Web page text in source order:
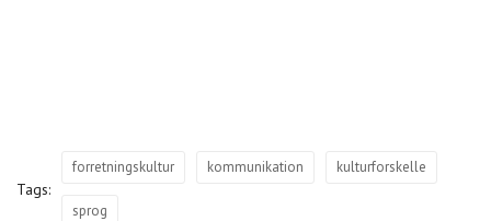
Tags:
forretningskultur kommunikation kulturforskelle
sprog